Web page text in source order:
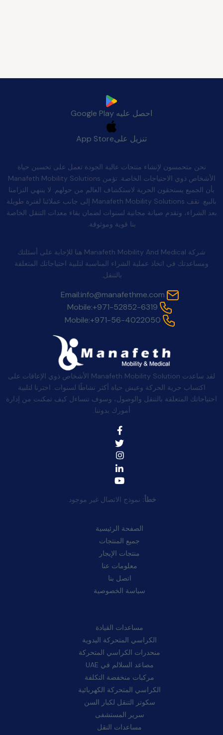
احصل عليه Google Play
تنزيل علىApp Store
نحن متحمسون لإنشاء منتجات عالية الجودة تعمل على تحسين حياة
الأشخاص ذوي الاحتياجات الخاصة. تؤمن Manafeth Mobility Solutions
بأن الجميع يستحقون الحرية لاستكشاف العالم من حولهم. لا ينتهي التزامنا
بالبيع. تقف Manafeth Mobility Solutions إلى جانب عملائنا لفترة طويلة
بعد الشراء، وتقدم صيانة مجانية لسنوات لضمان بقاء معدات التنقل الخاصة
بنا قوية وموثوقة.
شركة Manafeth Mobility And Medical هنا للإجابة على أسئلتك
ومساعدتك في اتخاذ عملية الشراء المناسبة لتلبية احتياجاتك المتعلقة
بالتنقل.
Email:info@manafethme.com
Mobile:+971-52852-6319
Mobile:+971-56-4022050
لقد ساعدت Manafeth Mobility Solution الأشخاص ذوي الإعاقات على
اكتساب حرية الحركة وعيش حياة أكثر نشاطًا لسنوات. اخترنا لتلبية
احتياجاتك المتعلقة بالتنقل والوصول، وسوف تتساءل كيف تمكنت من إدارة
أمورك بدوننا.
خطأ: نموذج الاتصال غير موجود.
الصفحة الرئيسية
جميع المنتجات
منتجات الإيجار
معلومات عنا
اتصل بنا
سياسة الخصوصية
مساعدات القيادة
الكراسي المتحركة اليدوية
منحدرات الكراسي المتحركة
مصاعد السلالم في UAE
مركبات منخفضة التكلفة
الكراسي المتحركة الكهربائية
سكوتر التنقل لكبار السن
سرير المستشفى
مساعدات النقل